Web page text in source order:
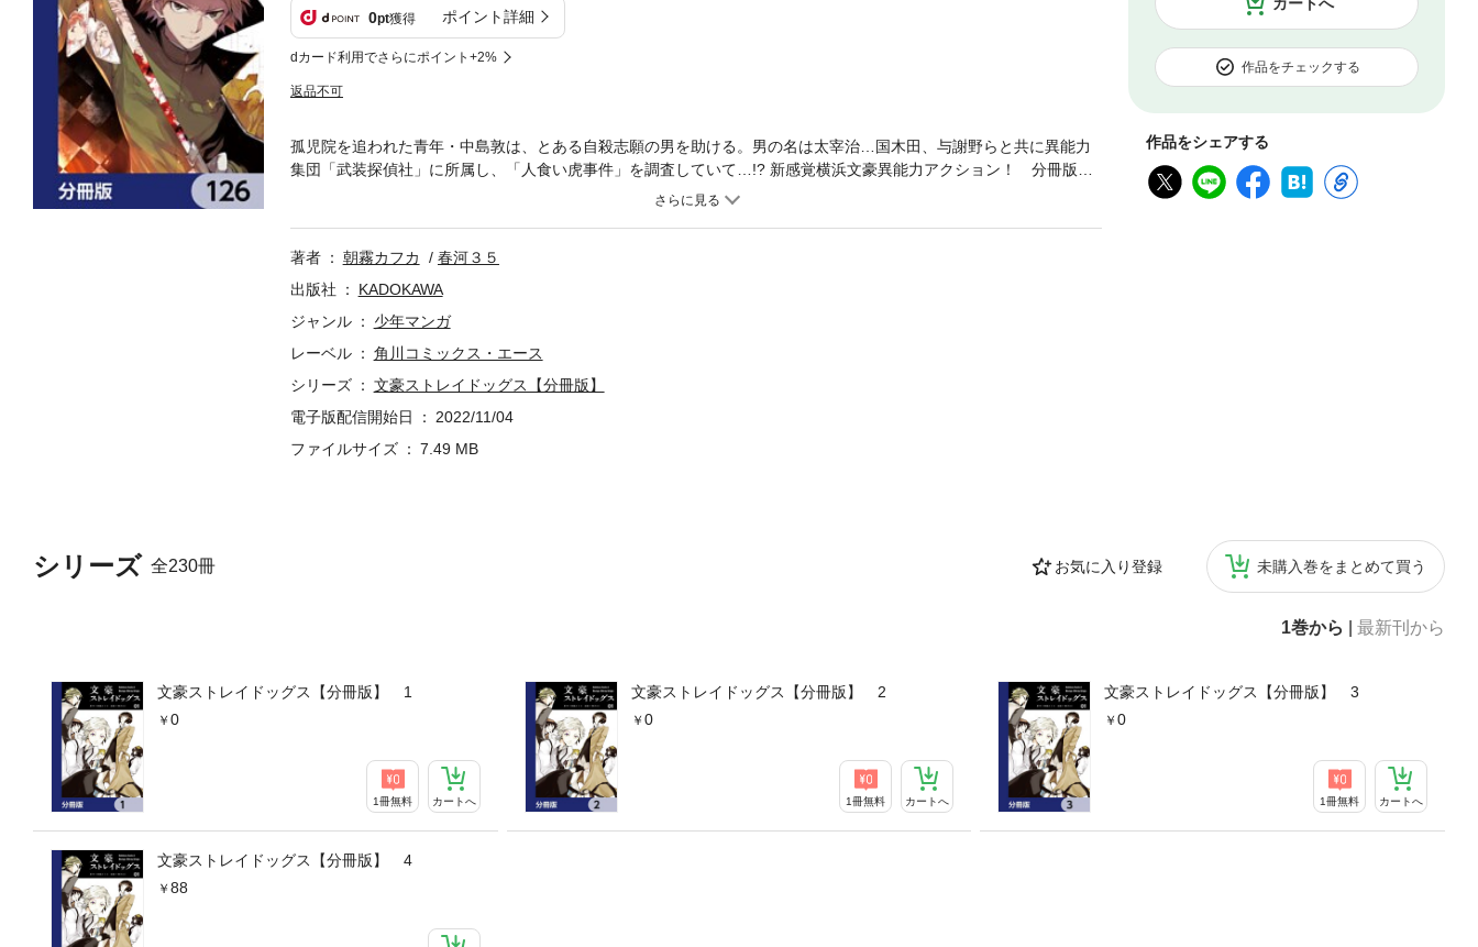
0pt獲得 ポイント詳細
dカード利用でさらにポイント+2%
返品不可
作品をチェックする
作品をシェアする
シリーズ 全230冊 お気に入り登録 未購入巻をまとめて買う
1巻から 最新刊から
文豪ストレイドッグス【分冊版】 1
0
1冊無料 カートへ
文豪ストレイドッグス【分冊版】 2
0
1冊無料 カートへ
文豪ストレイドッグス【分冊版】 3
0
1冊無料 カートへ
文豪ストレイドッグス【分冊版】 4
88
孤児院を追われた青年・中島敦は、とある自殺志願の男を助ける。男の名は太宰治…国木田、与謝野らと共に異能力
集団「武装探偵社」に所属し、「人食い虎事件」を調査していて…!? 新感覚横浜文豪異能力アクション！ 分冊版第1
26弾。※本作品は単行本を分割したもので、本編内容は同一のものとなります。重複購入にご注意ください。
著者 朝霧カフカ
春河３５
出版社
KADOKAWA
ジャンル
少年マンガ
レーベル
角川コミックス・エース
シリーズ
文豪ストレイドッグス【分冊版】
電子版配信開始日
2022/11/04
ファイルサイズ
7.49 MB